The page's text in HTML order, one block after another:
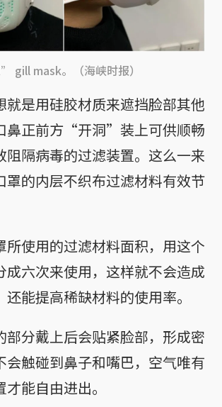
gill mask。（海峡时报）
就是用硅胶材质来遮挡脸部其他
鼻正前方“开洞”装上可供顺畅
阻隔病毒的过滤装置。这么一来
罩的内层不织布过滤材料有效节
所使用的过滤材料面积，用这个
成六次来使用，这样就不会造成
能提高稀缺材料的使用率。
部分戴上后会贴紧脸部，形成密
会触碰到鼻子和嘴巴，空气唯有
能自由进出。